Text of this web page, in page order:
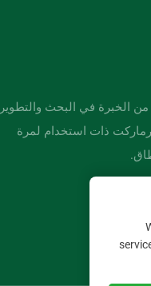
لفتسونغ: أكثر من 12 عامًا من الخبرة في البحث والتطوير
ذات استخدام لمرة